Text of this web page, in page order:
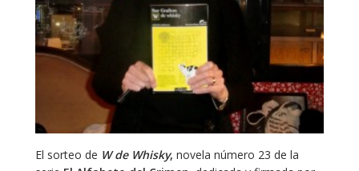
El sorteo de W de Whisky, novela número 23 de la